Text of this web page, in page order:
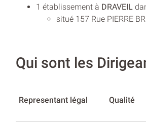
1 établissement à DRAVEIL
situé 157 Rue PIERRE
Qui sont les
Representant légal Qualité